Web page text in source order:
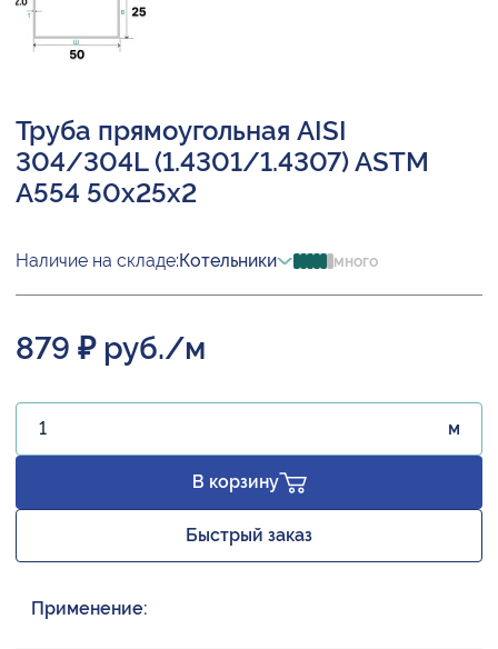
Труба прямоугольная AISI
304/304L (1.4301/1.4307) ASTM
A554 50х25х2
Наличие на складе:Котельники много
879 ₽ руб./м
м
В корзину
Быстрый заказ
Применение: